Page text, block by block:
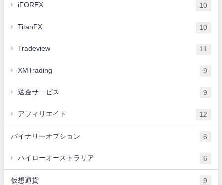
iFOREX 10
TitanFX 10
Tradeview 11
XMTrading 9
送金サービス 9
アフィリエイト 12
バイナリーオプション 6
ハイローオーストラリア 6
仮想通貨 9